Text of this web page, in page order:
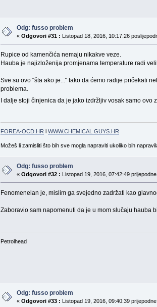
Odg: fusso problem
«Odgovori #31 : Listopad 18, 2016, 10:17:26
Rupice od kamenčića nemaju nikakve veze.
Hauba je najizloženija promjenama temperature radi
Sve su ovo ˝šta ako je...¨ tako da ćemo radije pričekati
problema.
I dalje stoji činjenica da je jako izdržljiv vosak samo
FOREA-OCD.HRi WWW.CHEMICAL GUYS.HR
Možeš li zamisliti što bih sve mogla napraviti ukoliko bih
Odg: fusso problem
«Odgovori #32 : Listopad 19, 2016, 07:42:49
Fenomenelan je, mislim ga svejedno zadržati kao
Zaboravio sam napomenuti da je u mom slučaju hauba
Petrolhead
Odg: fusso problem
«Odgovori #33 : Listopad 19, 2016, 09:40:39